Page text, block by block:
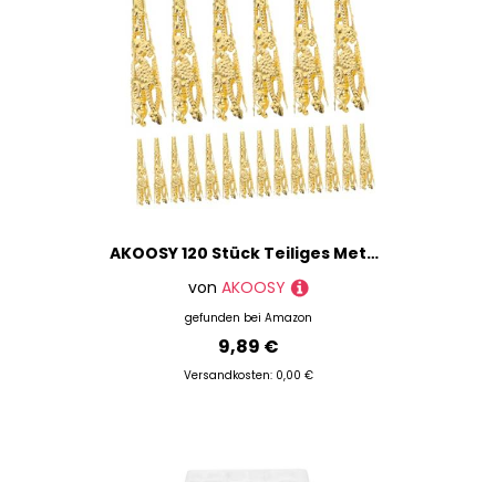
AKOOSY 120 Stück Teiliges Metall Perlenkappen Pakete Schmuck DIY Zubehör für Armbänder Halsketten Rostfrei Vielseitig Einsetzbar Perlenhalter für Bastelarbeiten
von AKOOSY
gefunden bei Amazon
9,89 €
Versandkosten: 0,00 €